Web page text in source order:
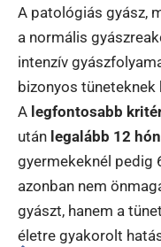
A patológiás gyász,
a normális
intenzív
bizonyos
A legfontosabb
után legalább 12
gyermekeknél pedig
azonban nem
gyászt, hanem a
életre gyakorolt